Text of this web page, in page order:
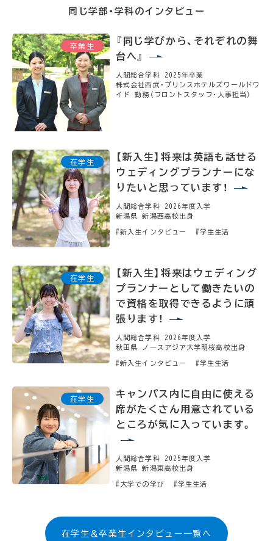
同じ学部・学科のインタビュー
『同じ学びから、それぞれの舞
台へ』
人間総合学科 2025年卒業
株式会社西武・プリンスホテルズワールドワ
イド 勤務（フロントスタッフ・人事担当）
【新入生】将来は英語も話せる
ウェディングプランナーにな
りたいと思っています！
人間総合学科 2026年度入学
新潟県 新潟西高校出身
#新入生インタビュー #学生生活
【新入生】将来はウェディング
プランナーとして働きたいの
で資格を取得できるように頑
張ります！
人間総合学科 2026年度入学
秋田県 ノースアジア大学明桜高校出身
#新入生インタビュー #学生生活
キャンパス内に自由に使える
席がたくさん用意されている
ところが気に入っています。
人間総合学科 2025年度入学
新潟県 新潟東高校出身
#大学での学び #学生生活
在学生＆卒業生インタビュー一覧へ